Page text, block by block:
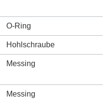
O-Ring
Hohlschraube
Messing
Messing